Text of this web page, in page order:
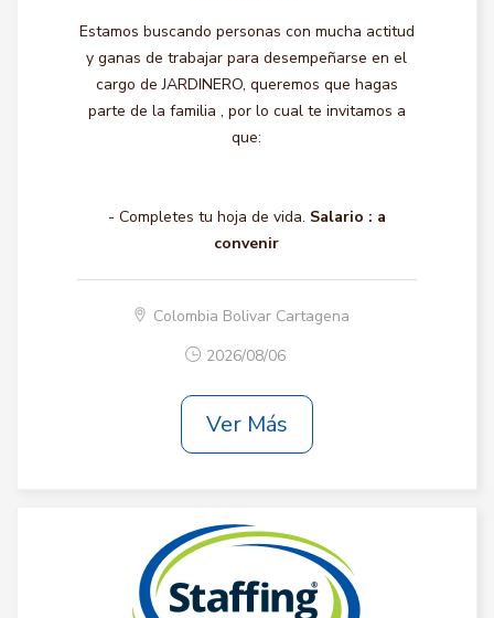
Estamos buscando personas con mucha actitud
y ganas de trabajar para desempeñarse en el
cargo de JARDINERO, queremos que hagas
parte de la familia , por lo cual te invitamos a
que:
- Completes tu hoja de vida. Salario : a
convenir
Colombia Bolivar Cartagena
2026/08/06
Ver Más